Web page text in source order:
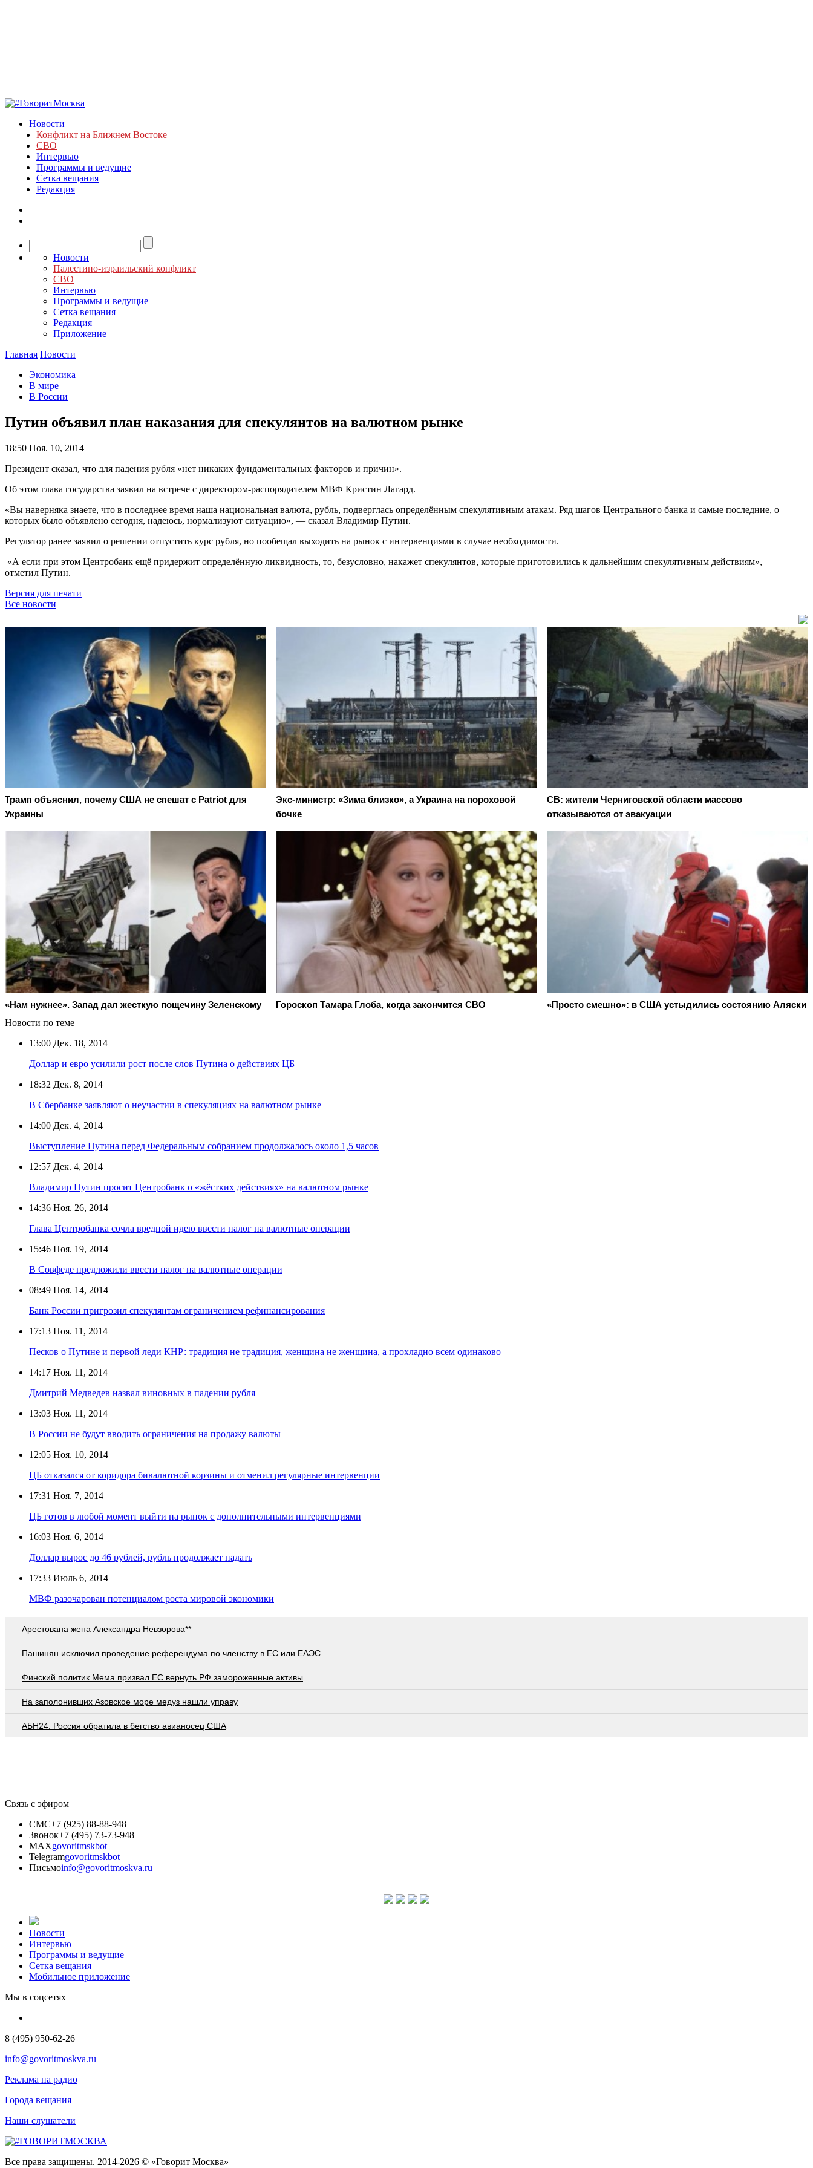
Новости
Конфликт на Ближнем Востоке
СВО
Интервью
Программы и ведущие
Сетка вещания
Редакция
Новости
Палестино-израильский конфликт
СВО
Интервью
Программы и ведущие
Сетка вещания
Редакция
Приложение
Главная Новости
Экономика
В мире
В России
Путин объявил план наказания для спекулянтов на валютном рынке
18:50 Ноя. 10, 2014
Президент сказал, что для падения рубля «нет никаких фундаментальных факторов и причин».
Об этом глава государства заявил на встрече с директором-распорядителем МВФ Кристин Лагард.
«Вы наверняка знаете, что в последнее время наша национальная валюта, рубль, подверглась определённым спекулятивным атакам. Ряд шагов Центрального банка и самые последние, о
которых было объявлено сегодня, надеюсь, нормализуют ситуацию», — сказал Владимир Путин.
Регулятор ранее заявил о решении отпустить курс рубля, но пообещал выходить на рынок с интервенциями в случае необходимости.
«А если при этом Центробанк ещё придержит определённую ликвидность, то, безусловно, накажет спекулянтов, которые приготовились к дальнейшим спекулятивным действиям», —
отметил Путин.
Версия для печати
Все новости
Трамп объяснил, почему США не спешат с Patriot для
Украины
Экс-министр: «Зима близко», а Украина на пороховой
бочке
СВ: жители Черниговской области массово
отказываются от эвакуации
«Нам нужнее». Запад дал жесткую пощечину Зеленскому Гороскоп Тамара Глоба, когда закончится СВО
«Просто смешно»: в США устыдились состоянию Аляски
Новости по теме
13:00 Дек. 18, 2014
Доллар и евро усилили рост после слов Путина о действиях ЦБ
18:32 Дек. 8, 2014
В Сбербанке заявляют о неучастии в спекуляциях на валютном рынке
14:00 Дек. 4, 2014
Выступление Путина перед Федеральным собранием продолжалось около 1,5 часов
12:57 Дек. 4, 2014
Владимир Путин просит Центробанк о «жёстких действиях» на валютном рынке
14:36 Ноя. 26, 2014
Глава Центробанка сочла вредной идею ввести налог на валютные операции
15:46 Ноя. 19, 2014
В Совфеде предложили ввести налог на валютные операции
08:49 Ноя. 14, 2014
Банк России пригрозил спекулянтам ограничением рефинансирования
17:13 Ноя. 11, 2014
Песков о Путине и первой леди КНР: традиция не традиция, женщина не женщина, а прохладно всем одинаково
14:17 Ноя. 11, 2014
Дмитрий Медведев назвал виновных в падении рубля
13:03 Ноя. 11, 2014
В России не будут вводить ограничения на продажу валюты
12:05 Ноя. 10, 2014
ЦБ отказался от коридора бивалютной корзины и отменил регулярные интервенции
17:31 Ноя. 7, 2014
ЦБ готов в любой момент выйти на рынок с дополнительными интервенциями
16:03 Ноя. 6, 2014
Доллар вырос до 46 рублей, рубль продолжает падать
17:33 Июль 6, 2014
МВФ разочарован потенциалом роста мировой экономики
Арестована жена Александра Невзорова**
Пашинян исключил проведение референдума по членству в ЕС или ЕАЭС
Финский политик Мема призвал ЕС вернуть РФ замороженные активы
На заполонивших Азовское море медуз нашли управу
АБН24: Россия обратила в бегство авианосец США
Связь с эфиром
СМС+7 (925) 88-88-948
Звонок+7 (495) 73-73-948
MAXgovoritmskbot
Telegramgovoritmskbot
Письмоinfo@govoritmoskva.ru
Новости
Интервью
Программы и ведущие
Сетка вещания
Мобильное приложение
Мы в соцсетях
8 (495) 950-62-26
info@govoritmoskva.ru
Реклама на радио
Города вещания
Наши слушатели
Все права защищены. 2014-2026 © «Говорит Москва»